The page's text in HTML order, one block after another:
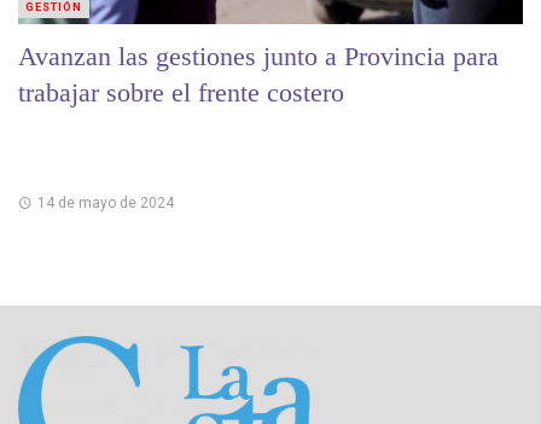
Avanzan las gestiones junto a Provincia para
trabajar sobre el frente costero
14 de mayo de 2024
GESTIÓN